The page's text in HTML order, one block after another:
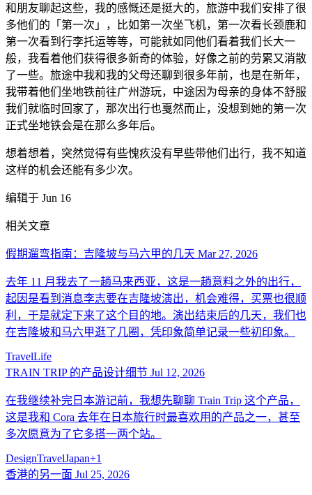
和朋友聊起这些，我的感慨还是挺大的，旅游中我们安排了很
多他们的「第一次」，比如第一次坐飞机，第一次看长颈鹿和
第一次看到行李托运等等，可能就如同他们看着我们长大一
般，我看着他们获得很多新奇的体验，好像之前的劳累又消散
了一些。旅途中我和我的父母还聊到很多年前，也是在新年，
我带着他们坐地铁前往广州游玩，中途因为母亲的身体不舒服
我们就临时回家了，那次出行也戛然而止，没想到她的第一次
正式坐地铁会是在那么多年后。
想着想着，突然觉得有些愧疚没有早些带他们出行，我不知道
这样的机会还能有多少次。
编辑于 Jun 16
相关文章
假期遛弯指南：吉隆坡与马六甲的几天 Mar 27, 2026
去年 11 月我去了一趟马来西亚，这是一趟意料之外的出行，
起因是看到消息李志要在吉隆坡演出，机会难得，买票也很顺
利，于是就定下来了这个目的地。演出结束后的几天，我们也
在吉隆坡和马六甲逛了几圈，凭印象简单记录一些初印象。
TravelLife
TRAIN TRIP 的产品设计细节 Jul 12, 2026
在我继续补完日本游记前，我想先聊聊 Train Trip 这个产品，
这是我和 Cora 去年在日本旅行时最喜欢用的产品之一，甚至
多次愿意为了它多搭一两个站。
DesignTravelJapan+1
香港的另一面 Jul 25, 2026